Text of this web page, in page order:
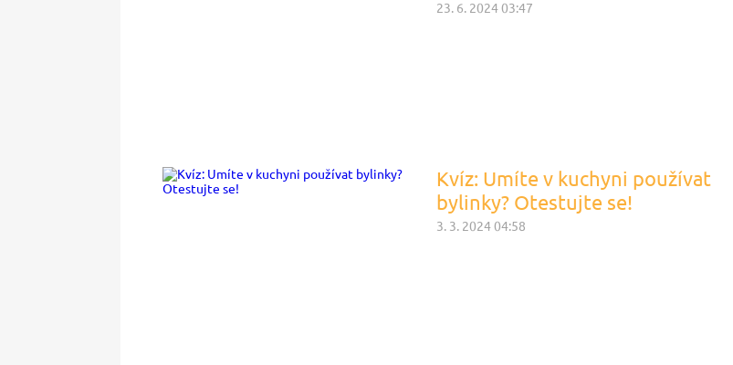
23. 6. 2024 03:47
Kvíz: Umíte v kuchyni používat
bylinky? Otestujte se!
3. 3. 2024 04:58